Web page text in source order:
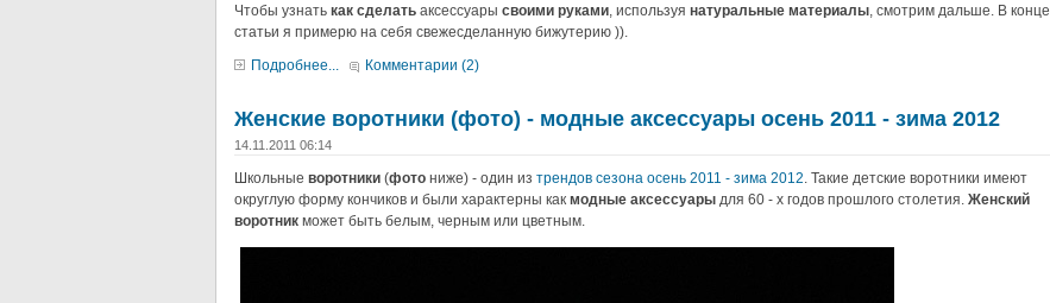
Чтобы узнать как сделать аксессуары своими руками, используя натуральные материалы, смотрим дальше. В конце
статьи я примерю на себя свежесделанную бижутерию )).
Подробнее...
Комментарии (2)
Женские воротники (фото) - модные аксессуары осень 2011 - зима 2012
14.11.2011 06:14
Школьные воротники (фото ниже) - один из трендов сезона осень 2011 - зима 2012. Такие детские воротники имеют
округлую форму кончиков и были характерны как модные аксессуары для 60 - х годов прошлого столетия. Женский
воротник может быть белым, черным или цветным.